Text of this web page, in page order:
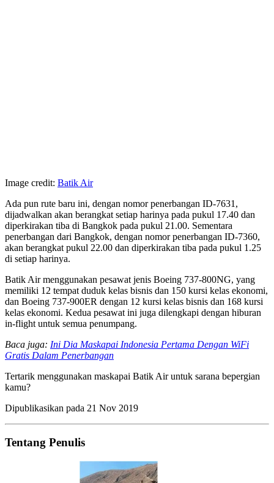
Image credit: Batik Air
Ada pun rute baru ini, dengan nomor penerbangan ID-7631,
dijadwalkan akan berangkat setiap harinya pada pukul 17.40 dan
diperkirakan tiba di Bangkok pada pukul 21.00. Sementara
penerbangan dari Bangkok, dengan nomor penerbangan ID-7360,
akan berangkat pukul 22.00 dan diperkirakan tiba pada pukul 1.25
di setiap harinya.
Batik Air menggunakan pesawat jenis Boeing 737-800NG, yang
memiliki 12 tempat duduk kelas bisnis dan 150 kursi kelas ekonomi,
dan Boeing 737-900ER dengan 12 kursi kelas bisnis dan 168 kursi
kelas ekonomi. Kedua pesawat ini juga dilengkapi dengan hiburan
in-flight untuk semua penumpang.
Baca juga: Ini Dia Maskapai Indonesia Pertama Dengan WiFi
Gratis Dalam Penerbangan
Tertarik menggunakan maskapai Batik Air untuk sarana bepergian
kamu?
Dipublikasikan pada 21 Nov 2019
Tentang Penulis